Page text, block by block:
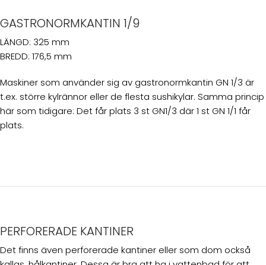
GASTRONORMKANTIN 1/9
LÄNGD: 325 mm
BREDD: 176,5 mm
Maskiner som använder sig av gastronormkantin GN 1/3 är
t.ex. större kylrännor eller de flesta sushikylar. Samma princip
här som tidigare: Det får plats 3 st GN1/3 där 1 st GN 1/1 får
plats.
PERFORERADE KANTINER
Det finns även perforerade kantiner eller som dom också